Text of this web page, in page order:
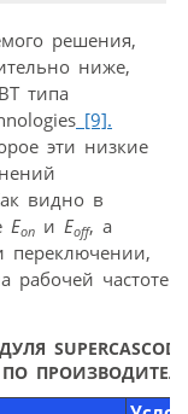
решения,
ниже,
типа
[9].
эти низкие
видно в
Eon и Eoff, а
переключении,
рабочей частоте